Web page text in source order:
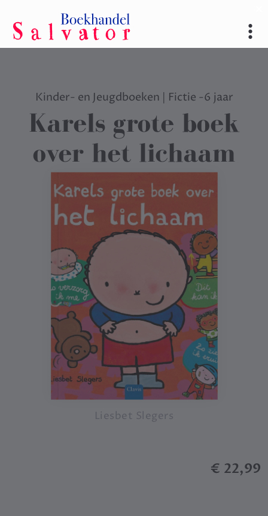
Kinder- en Jeugdboeken | Fictie -6 jaar
Karels grote boek
over het lichaam
Liesbet Slegers
€ 22,99